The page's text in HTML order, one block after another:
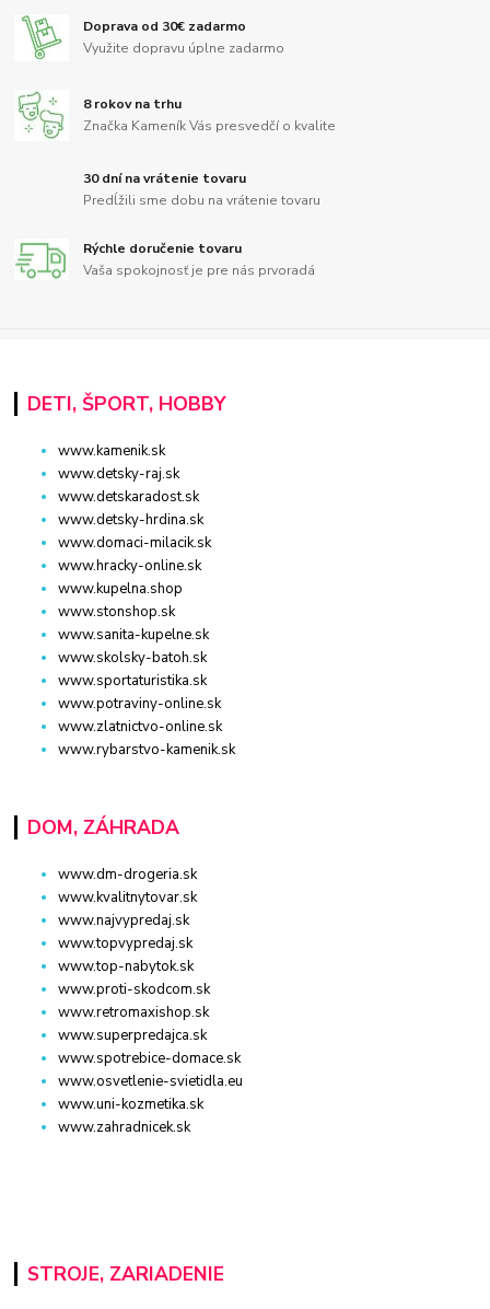
Doprava od 30€ zadarmo
Využite dopravu úplne zadarmo
8 rokov na trhu
Značka Kameník Vás presvedčí o kvalite
30 dní na vrátenie tovaru
Predĺžili sme dobu na vrátenie tovaru
Rýchle doručenie tovaru
Vaša spokojnosť je pre nás prvoradá
DETI, ŠPORT, HOBBY
www.kamenik.sk
www.detsky-raj.sk
www.detskaradost.sk
www.detsky-hrdina.sk
www.domaci-milacik.sk
www.hracky-online.sk
www.kupelna.shop
www.stonshop.sk
www.sanita-kupelne.sk
www.skolsky-batoh.sk
www.sportaturistika.sk
www.potraviny-online.sk
www.zlatnictvo-online.sk
www.rybarstvo-kamenik.sk
DOM, ZÁHRADA
www.dm-drogeria.sk
www.kvalitnytovar.sk
www.najvypredaj.sk
www.topvypredaj.sk
www.top-nabytok.sk
www.proti-skodcom.sk
www.retromaxishop.sk
www.superpredajca.sk
www.spotrebice-domace.sk
www.osvetlenie-svietidla.eu
www.uni-kozmetika.sk
www.zahradnicek.sk
STROJE, ZARIADENIE